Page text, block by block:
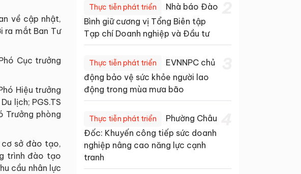
về cập nhật,
ra mắt Ban Tư
Cục trưởng
Hiệu trưởng
lịch; PGS.TS
Trưởng phòng
sở đào tạo,
trình đào tạo
cầu nhân lực
Thực tiễn phát triển
Nhà báo Đào
Bình giữ cương vị Tổng Biên tập
Tạp chí Doanh nghiệp và Đầu tư
Thực tiễn phát triển
EVNNPC chủ
động bảo vệ sức khỏe người lao
động trong mùa mưa bão
Thực tiễn phát triển
Phường Châu
Đốc: Khuyến công tiếp sức doanh
nghiệp nâng cao năng lực cạnh
tranh